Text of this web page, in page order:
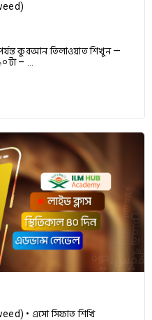
কুরআন তিলাওয়াত শিখুন —
– ...
• এসো সিফাত শিখি